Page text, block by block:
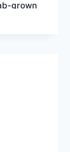
grown